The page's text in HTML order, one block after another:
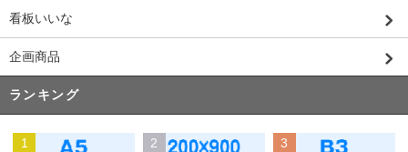
看板いいな
企画商品
ランキング
1 2 3